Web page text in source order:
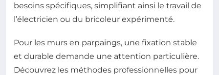
besoins spécifiques, simplifiant ainsi le travail de
l’électricien ou du bricoleur expérimenté.
Pour les murs en parpaings, une fixation stable
et durable demande une attention particulière.
Découvrez les méthodes professionnelles pour